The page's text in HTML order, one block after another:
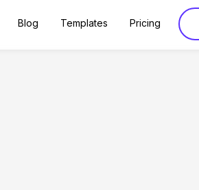
Blog Templates Pricing